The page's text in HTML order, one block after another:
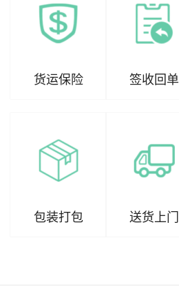
货运保险 签收回单
包装打包 送货上门